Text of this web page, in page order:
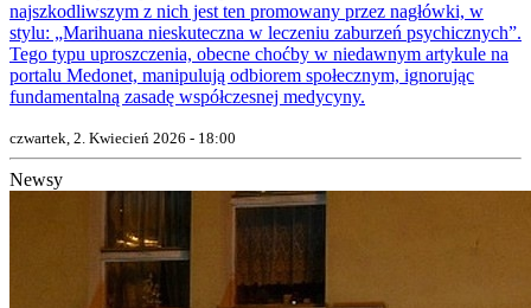
najszkodliwszym z nich jest ten promowany przez nagłówki, w
stylu: „Marihuana nieskuteczna w leczeniu zaburzeń psychicznych”.
Tego typu uproszczenia, obecne choćby w niedawnym artykule na
portalu Medonet, manipulują odbiorem społecznym, ignorując
fundamentalną zasadę współczesnej medycyny.
czwartek, 2. Kwiecień 2026 - 18:00
Newsy